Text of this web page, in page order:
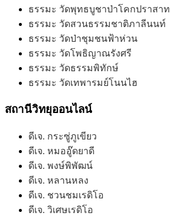
ธรรมะ วัดพุทธบูชาป่าโคกปราสาท
ธรรมะ วัดสวนธรรมชาติภาลีนนท์
ธรรมะ วัดป่าชุมชนฟ้าห่วน
ธรรมะ วัดโพธิญาณรังศรี
ธรรมะ วัดธรรมพิทักษ์
ธรรมะ วัดเทพารมย์โนนไฮ
สถานีวิทยุออนไลน์
ดีเจ. กระซู่ภูเขียว
ดีเจ. หมออู๊ดยาดี
ดีเจ. พงษ์พิพัฒน์
ดีเจ. หลานหลง
ดีเจ. ชวนชมเรดิโอ
ดีเจ. วิเศษเรดิโอ